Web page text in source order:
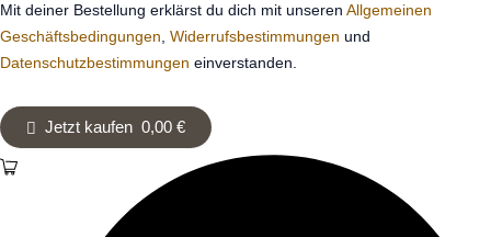
Mit deiner Bestellung erklärst du dich mit unseren Allgemeinen
Geschäftsbedingungen Widerrufsbestimmungen und
Datenschutzbestimmungen einverstanden.
Jetzt kaufen 0,00 €